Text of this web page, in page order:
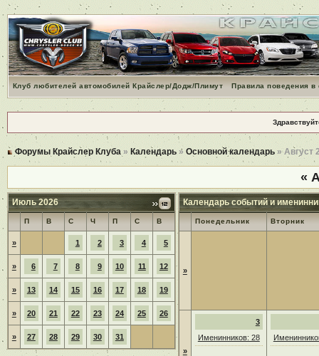
Клуб любителей автомобилей Крайслер/Додж/Плимут Правила поведения
Форумы Крайслер Клуба » Календарь» Основной календарь» Август
«
Июль 2026
П В С Ч П С В
» 1 2 3 4 5
» 6 7 8 9 10 11 12
» 13 14 15 16 17 18 19
» 20 21 22 23 24 25 26
» 27 28 29 30 31
Календарь событий и
Понедельник Вторник
»
»
3
Именинников: 28